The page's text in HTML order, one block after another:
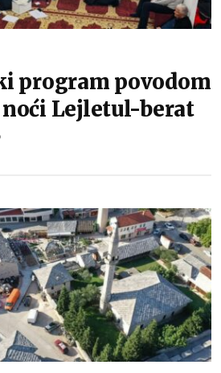
program povodom
Lejletul-berat